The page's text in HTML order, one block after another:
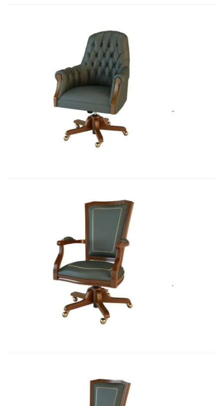
Art&Moble 01013GB Кресло конфиде...
7 692,51€
Art&Moble 01002 Кресло вращающе...
5 575,71 €